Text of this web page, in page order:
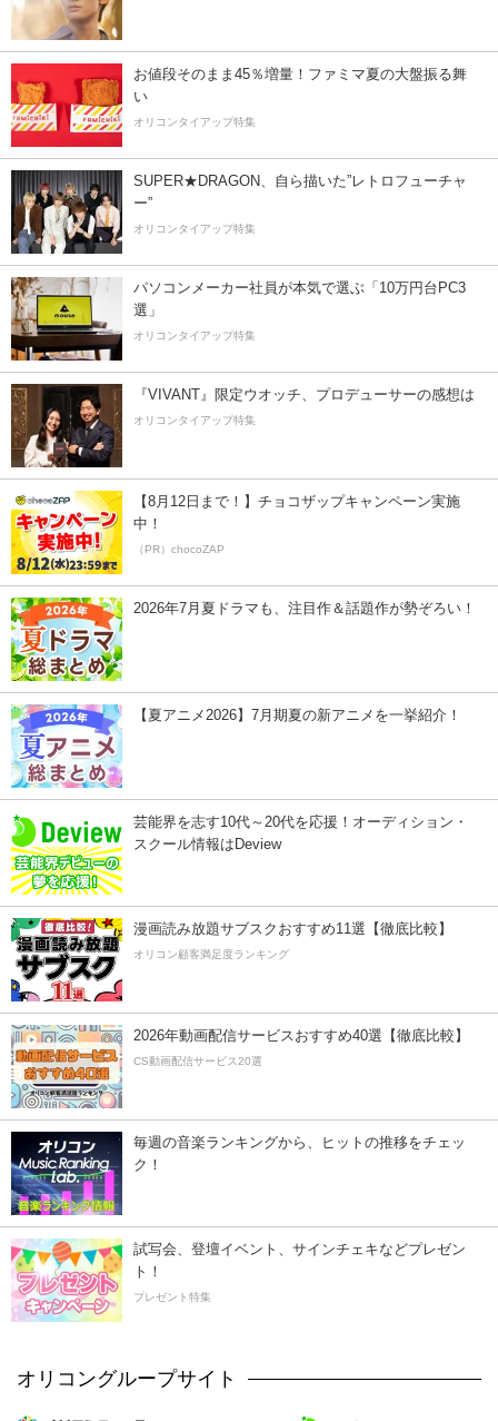
お値段そのまま45％増量！ファミマ夏の大盤振る舞
い
オリコンタイアップ特集
SUPER★DRAGON、自ら描いた”レトロフューチャ
ー”
オリコンタイアップ特集
パソコンメーカー社員が本気で選ぶ「10万円台PC3
選」
オリコンタイアップ特集
『VIVANT』限定ウオッチ、プロデューサーの感想は
オリコンタイアップ特集
【8月12日まで！】チョコザップキャンペーン実施
中！
（PR）chocoZAP
2026年7月夏ドラマも、注目作＆話題作が勢ぞろい！
【夏アニメ2026】7月期夏の新アニメを一挙紹介！
芸能界を志す10代～20代を応援！オーディション・
スクール情報はDeview
漫画読み放題サブスクおすすめ11選【徹底比較】
オリコン顧客満足度ランキング
2026年動画配信サービスおすすめ40選【徹底比較】
CS動画配信サービス20選
毎週の音楽ランキングから、ヒットの推移をチェッ
ク！
試写会、登壇イベント、サインチェキなどプレゼン
ト！
プレゼント特集
オリコングループサイト